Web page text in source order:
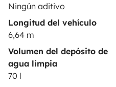
Ningún aditivo
Longitud del vehículo
6,64 m
Volumen del depósito de
agua limpia
70 l
© 2026